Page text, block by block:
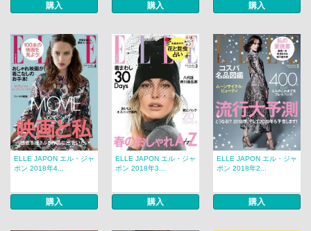
購入 購入 購入
ELLE JAPON エル・ジャ
ポン 2018年4...
購入
ELLE JAPON エル・ジャ
ポン 2018年3...
購入
ELLE JAPON エル・ジャ
ポン 2018年2...
購入